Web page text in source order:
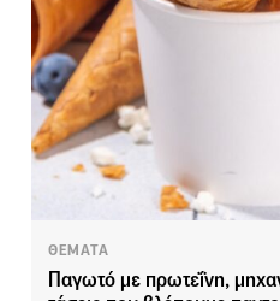
ΘΕΜΑΤΑ
Παγωτό με πρωτεΐνη,